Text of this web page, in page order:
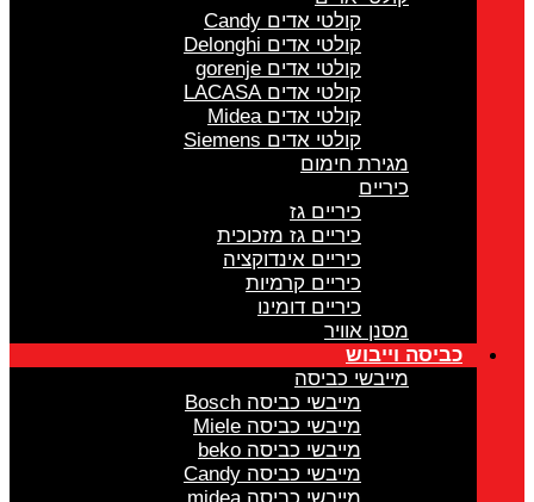
קולטי אדים Candy
קולטי אדים Delonghi
קולטי אדים gorenje
קולטי אדים LACASA
קולטי אדים Midea
קולטי אדים Siemens
מגירת חימום
כיריים
כיריים גז
כיריים גז מזכוכית
כיריים אינדוקציה
כיריים קרמיות
כיריים דומינו
מסנן אוויר
כביסה וייבוש
מייבשי כביסה
מייבשי כביסה Bosch
מייבשי כביסה Miele
מייבשי כביסה beko
מייבשי כביסה Candy